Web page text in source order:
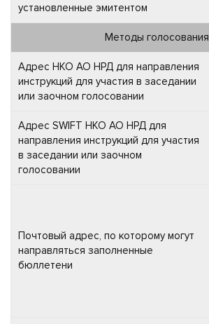
установленные эмитентом
Методы голосования
Адрес НКО АО НРД для направления
инструкций для участия в заседании
или заочном голосовании
Адрес SWIFT НКО АО НРД для
направления инструкций для участия
в заседании или заочном
голосовании
Почтовый адрес, по которому могут
направляться заполненные
бюллетени